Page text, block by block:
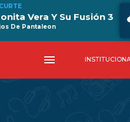
Vera Y Su Fusión 3
De Pantaleon
menu